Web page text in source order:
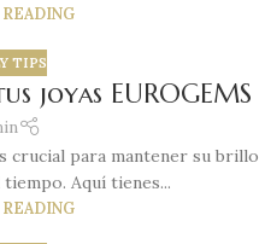
TIPS
joyas EUROGEMS
crucial para mantener su brillo
Aquí tienes...